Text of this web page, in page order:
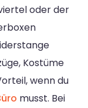
oder der
Kostüme
wenn du
musst. Bei